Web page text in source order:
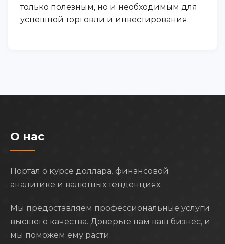
только полезным, но и необходимым для
успешной торговли и инвестирования.
О нас
Портал о курсе доллара, финансовой
аналитике и валютных тенденциях.
Мы предоставляем профессиональные услуги
высшего качества. Доверьте нам ваш бизнес, и
мы поможем ему расти.